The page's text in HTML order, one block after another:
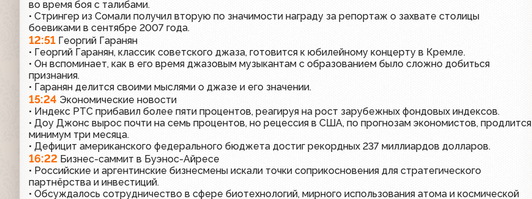
во время боя с талибами.
• Стрингер из Сомали получил вторую по значимости награду за репортаж о захвате столицы
боевиками в сентябре 2007 года.
12:51 Георгий Гаранян
• Георгий Гаранян, классик советского джаза, готовится к юбилейному концерту в Кремле.
• Он вспоминает, как в его время джазовым музыкантам с образованием было сложно добиться
признания.
• Гаранян делится своими мыслями о джазе и его значении.
15:24 Экономические новости
• Индекс РТС прибавил более пяти процентов, реагируя на рост зарубежных фондовых индексов.
• Доу Джонс вырос почти на семь процентов, но рецессия в США, по прогнозам экономистов, продлится
минимум три месяца.
• Дефицит американского федерального бюджета достиг рекордных 237 миллиардов долларов.
16:22 Бизнес-саммит в Буэнос-Айресе
• Российские и аргентинские бизнесмены искали точки соприкосновения для стратегического
партнёрства и инвестиций.
• Обсуждалось сотрудничество в сфере биотехнологий, мирного использования атома и космической